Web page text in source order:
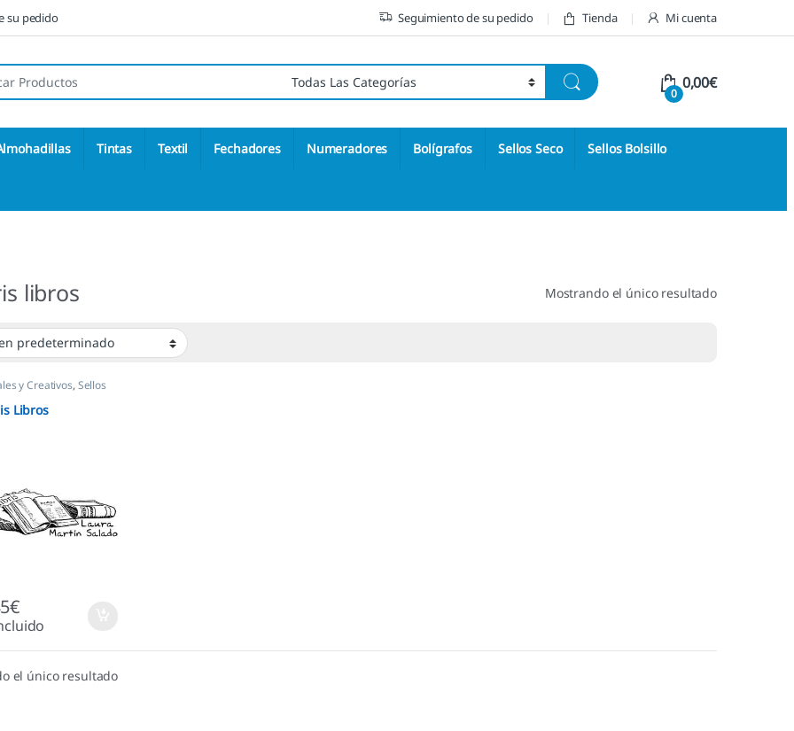
su pedido Seguimiento de su pedido Tienda Mi cuenta
de:
0
0,00€
Tintas Textil Fechadores Numeradores Bolígrafos Sellos Seco Sellos Bolsillo
libros Mostrando el único resultado
y Creativos, Sellos
Libros
€
el único resultado